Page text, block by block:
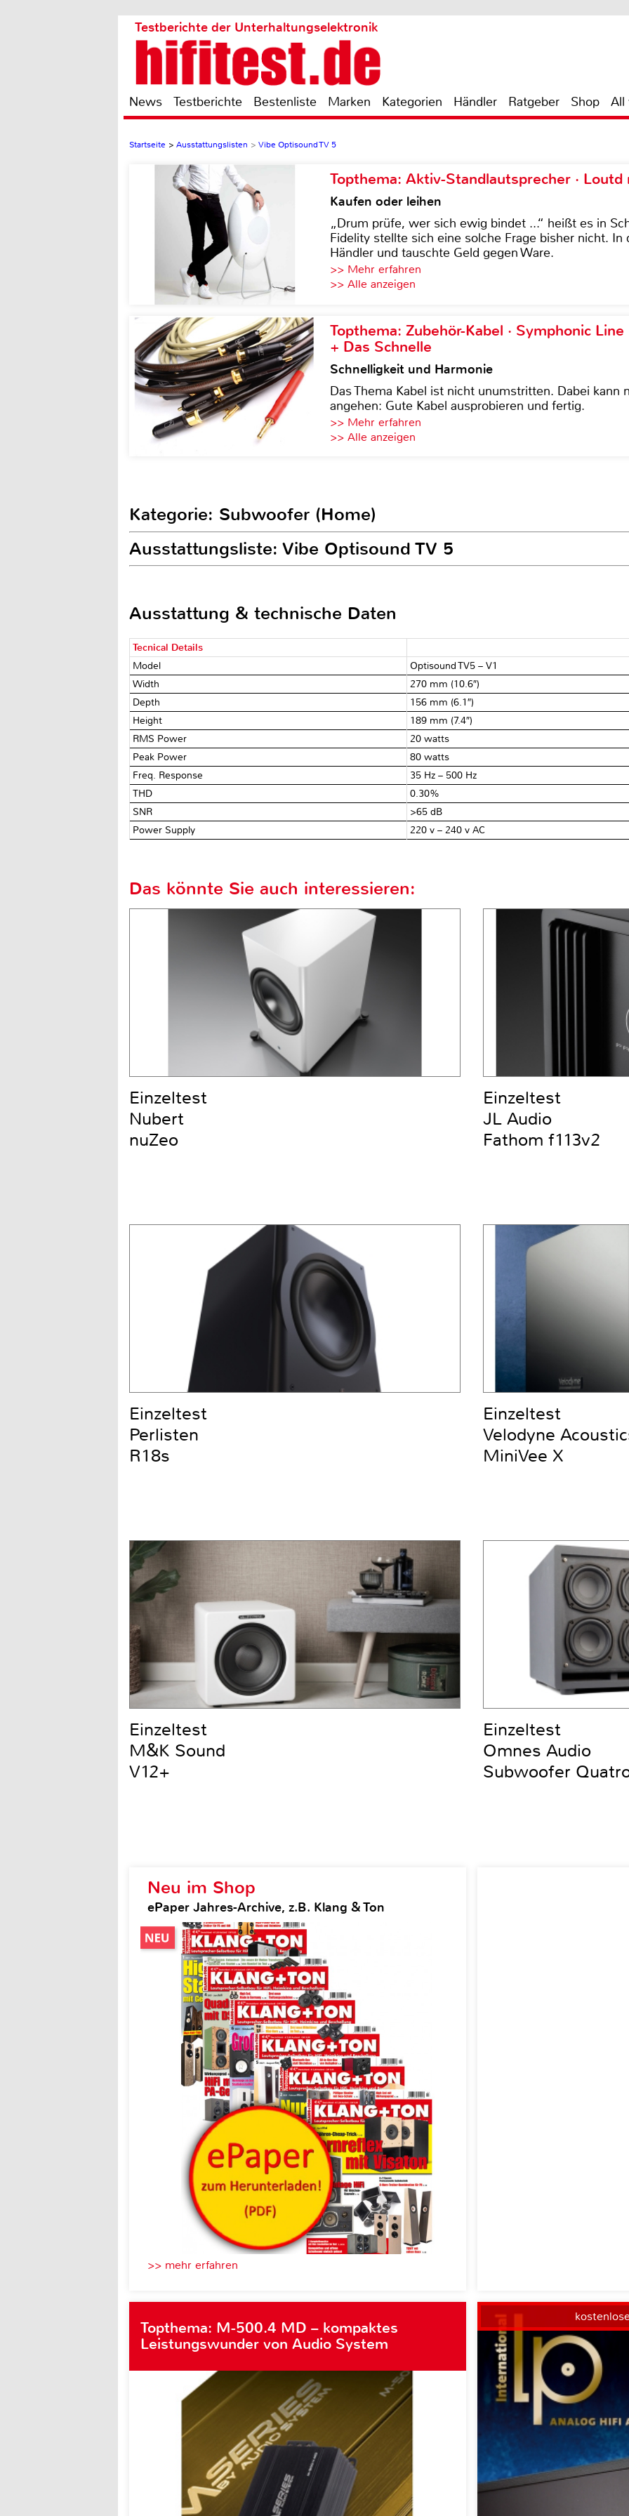
Testberichte der Unterhaltungselektronik
News Testberichte Bestenliste Marken Kategorien Händler Ratgeber Shop All
Startseite > Ausstattungslisten > Vibe Optisound TV 5
Topthema: Aktiv-Standlautsprecher · Loutd
Kaufen oder leihen
„Drum prüfe, wer sich ewig bindet ...“ heißt es in
Fidelity stellte sich eine solche Frage bisher nicht. In
Händler und tauschte Geld gegen Ware.
>> Mehr erfahren
>> Alle anzeigen
Topthema: Zubehör-Kabel · Symphonic
+ Das Schnelle
Schnelligkeit und Harmonie
Das Thema Kabel ist nicht unumstritten. Dabei kann
angehen: Gute Kabel ausprobieren und fertig.
>> Mehr erfahren
>> Alle anzeigen
Kategorie: Subwoofer (Home)
Ausstattungsliste: Vibe Optisound TV 5
Ausstattung & technische Daten
Tecnical Details
Model
Optisound TV5 – V1
Width
270 mm (10.6″)
Depth
156 mm (6.1″)
Height
189 mm (7.4″)
RMS Power
20 watts
Peak Power
80 watts
Freq. Response
35 Hz – 500 Hz
THD
0.30%
SNR
>65 dB
Power Supply
220 v – 240 v AC
Neu im Shop
ePaper Jahres-Archive, z.B. Klang & Ton
>> mehr erfahren
Topthema: M-500.4 MD – kompaktes
Leistungswunder von Audio System
Das könnte Sie auch interessieren:
Einzeltest
Nubert
nuZeo
Einzeltest
JL Audio
Fathom f113v2
Einzeltest
Perlisten
R18s
Einzeltest
Velodyne
MiniVee X
Einzeltest
M&K Sound
V12+
Einzeltest
Omnes Audio
Subwoofer